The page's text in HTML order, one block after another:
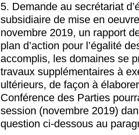
5. Demande au secrétariat
subsidiaire de mise en
novembre 2019, un rapport
plan d’action pour l’égalité
accomplis, les domaines se
travaux supplémentaires à
ultérieurs, de façon à
Conférence des Parties
session (novembre 2019)
question ci-dessous au